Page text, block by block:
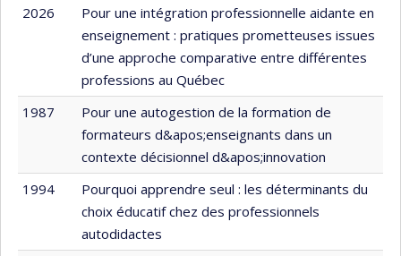
2026
Pour une intégration professionnelle aidante en
enseignement : pratiques prometteuses issues
d’une approche comparative entre différentes
professions au Québec
1987
Pour une autogestion de la formation de
formateurs d&apos;enseignants dans un
contexte décisionnel d&apos;innovation
1994
Pourquoi apprendre seul : les déterminants du
choix éducatif chez des professionnels
autodidactes